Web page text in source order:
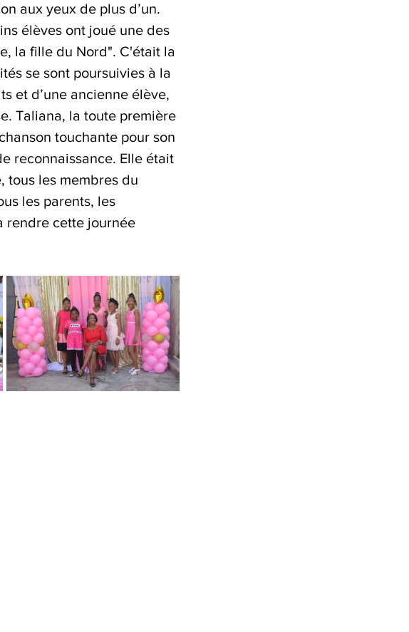
aux yeux de plus d’un.
élèves ont joué une des
la fille du Nord". C'était la
se sont poursuivies à la
et d’une ancienne élève,
Taliana, la toute première
touchante pour son
reconnaissance. Elle était
tous les membres du
les parents, les
rendre cette journée